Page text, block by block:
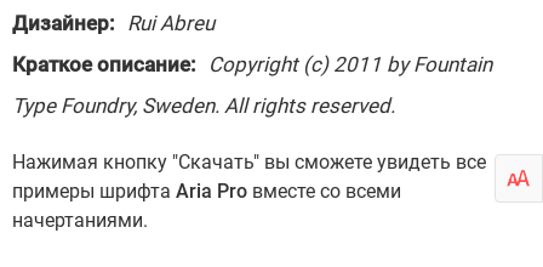
Дизайнер: Rui Abreu
Краткое описание:
Copyright (c) 2011 by Fountain
Type Foundry, Sweden. All rights reserved.
Нажимая кнопку "Скачать" вы сможете увидеть все
примеры шрифта Aria Pro вместе со всеми
начертаниями.